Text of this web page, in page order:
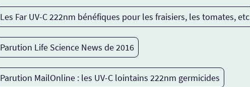
Les Far UV-C 222nm bénéfiques pour les fraisiers, les tomates, etc
Parution Life Science News de 2016
Parution MailOnline : les UV-C lointains 222nm germicides